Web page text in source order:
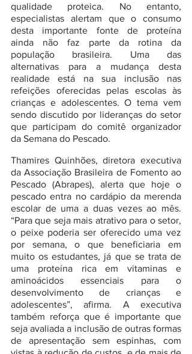
qualidade proteica. No entanto,
especialistas alertam que o consumo
desta importante fonte de proteína
ainda não faz parte da rotina da
população brasileira. Uma das
alternativas para a mudança desta
realidade está na sua inclusão nas
refeições oferecidas pelas escolas às
crianças e adolescentes. O tema vem
sendo discutido por lideranças do setor
que participam do comitê organizador
da Semana do Pescado.
Thamires Quinhões, diretora executiva
da Associação Brasileira de Fomento ao
Pescado (Abrapes), alerta que hoje o
pescado entra no cardápio da merenda
escolar de uma a duas vezes ao mês.
“Para que seja mais atrativo para o setor,
o peixe poderia ser oferecido uma vez
por semana, o que beneficiaria em
muito os estudantes, já que se trata de
uma proteína rica em vitaminas e
aminoácidos essenciais para o
desenvolvimento de crianças e
adolescentes”, afirma. A executiva
também reforça que é importante que
seja avaliada a inclusão de outras formas
de apresentação sem espinhas, com